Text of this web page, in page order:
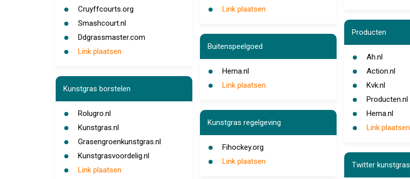
Cruyffcourts.org
Smashcourt.nl
Ddgrassmaster.com
Link plaatsen
Kunstgras borstelen
Rolugro.nl
Kunstgras.nl
Grasengroenkunstgras.nl
Kunstgrasvoordelig.nl
Link plaatsen
Link plaatsen
Buitenspeelgoed
Hema.nl
Link plaatsen
Kunstgras regelgeving
Fihockey.org
Link plaatsen
Producten
Ah.nl
Action.nl
Kvk.nl
Producten.nl
Hema.nl
Link plaatsen
Twitter kunstgras